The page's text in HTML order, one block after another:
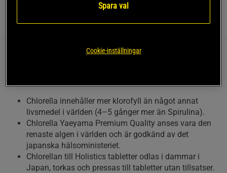
Information Recensioner(1) Näring & Ingredienser
Chlorella innehåller mer klorofyll än något annat
livsmedel i världen (4–5 gånger mer än Spirulina).
Chlorella Yaeyama Premium Quality anses vara den
renaste algen i världen och är godkänd av det
japanska hälsoministeriet.
Chlorellan till Holistics tabletter odlas i dammar i
Japan, torkas och pressas till tabletter utan tillsatser.
Spara val
Cookie-inställningar